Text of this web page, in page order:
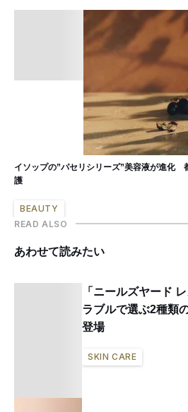
イソップの”パセリシリーズ”美容液が進化
護
BEAUTY
READ ALSO
あわせて読みたい
「ニールズヤード
ラブルで選ぶ2種類
登場
SKIN CARE